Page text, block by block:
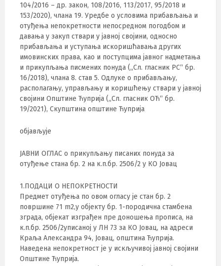
104/2016 – др. зaкoн, 108/2016, 113/2017, 95/2018 и
153/2020), члана 19. Уредбе о условима прибављања и
отуђења непокретности непосредном погодбом и
давања у закуп ствари у јавној својини, односно
прибављања и уступања искоришћавања других
имовинских права, као и поступцима јавног надметања
и прикупљања писмених понуда („Сл. гласник РС“ бр.
16/2018), члана 8. став 5. Одлуке о прибављању,
располагању, управљању и коришћењу ствари у јавној
својини Општине Ћуприја („Сл. гласник ОЋ“ бр.
19/2021), Скупштина општине Ћуприја
објављује
ЈАВНИ ОГЛАС о прикупљању писаних понуда за
отуђење стана бр. 2 на к.п.бр. 2506/2 у КО Јовац
1.ПОДАЦИ О НЕПОКРЕТНОСТИ
Предмет отуђења по овом огласу је стан бр. 2
површине 71 m2,у објекту бр. 1-породична стамбена
зграда, објекат изграђен пре доношења прописа, на
к.п.бр. 2506/2уписаној у ЛН 73 за КО Јовац, на адреси
Краља Александра 94, Јовац, општина Ћуприја.
Наведена непокретност је у искључивој јавној својини
Општине Ћуприја.